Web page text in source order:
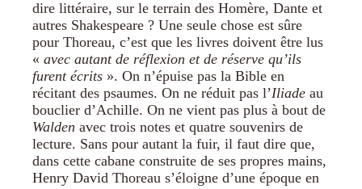
dire littéraire, sur le terrain des Homère, Dante et
autres Shakespeare ? Une seule chose est sûre
pour Thoreau, c’est que les livres doivent être lus
« avec autant de réflexion et de réserve qu’ils
furent écrits ». On n’épuise pas la Bible en
récitant des psaumes. On ne réduit pas l’Iliade au
bouclier d’Achille. On ne vient pas plus à bout de
Walden avec trois notes et quatre souvenirs de
lecture. Sans pour autant la fuir, il faut dire que,
dans cette cabane construite de ses propres mains,
Henry David Thoreau s’éloigne d’une époque en